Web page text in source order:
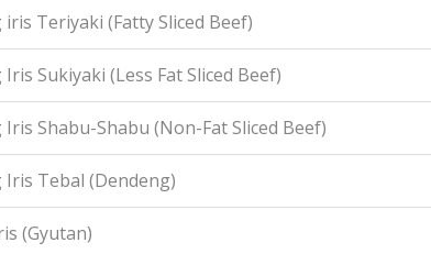
iris Teriyaki (Fatty Sliced Beef)
Sukiyaki (Less Fat Sliced Beef)
Iris Shabu-Shabu (Non-Fat Sliced Beef)
Iris Tebal (Dendeng)
(Gyutan)